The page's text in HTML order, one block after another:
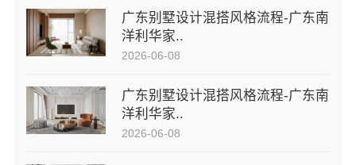
广东别墅设计混搭风格流程-广东南
洋利华家..
2026-06-08
广东别墅设计混搭风格流程-广东南
洋利华家..
2026-06-08